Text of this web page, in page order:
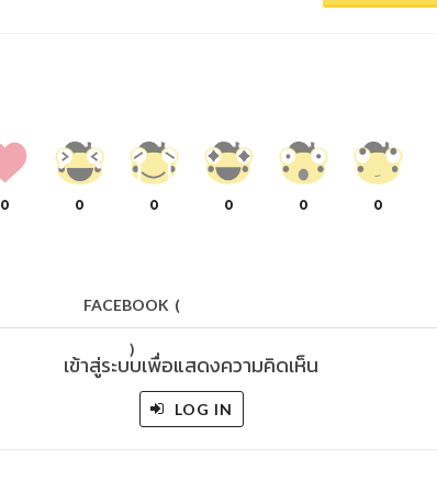
0 0 0 0 0 0
FACEBOOK (
)
เข้าสู่ระบบเพื่อแสดงความคิดเห็น
LOG IN